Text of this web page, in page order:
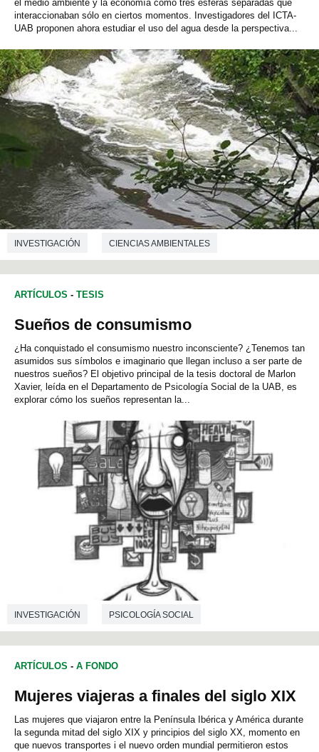
el medio ambiente y la economía como tres esferas separadas que
interaccionaban sólo en ciertos momentos. Investigadores del ICTA-
UAB proponen ahora estudiar el uso del agua desde la perspectiva...
INVESTIGACIÓN CIENCIAS AMBIENTALES
ARTÍCULOS - TESIS
Sueños de consumismo
¿Ha conquistado el consumismo nuestro inconsciente? ¿Tenemos tan
asumidos sus símbolos e imaginario que llegan incluso a ser parte de
nuestros sueños? El objetivo principal de la tesis doctoral de Marlon
Xavier, leída en el Departamento de Psicología Social de la UAB, es
explorar cómo los sueños representan la...
INVESTIGACIÓN PSICOLOGÍA SOCIAL
ARTÍCULOS - A FONDO
Mujeres viajeras a finales del siglo XIX
Las mujeres que viajaron entre la Península Ibérica y América durante
la segunda mitad del siglo XIX y principios del siglo XX, momento en
que nuevos transportes i el nuevo orden mundial permitieron estos